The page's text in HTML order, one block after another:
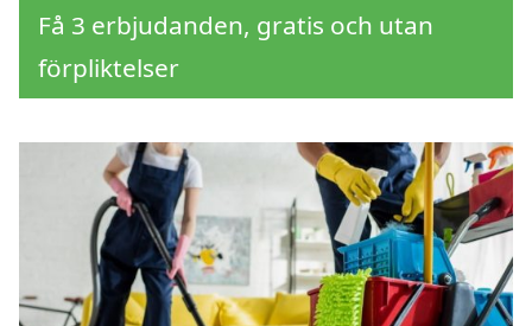
Få 3 erbjudanden, gratis och utan
förpliktelser